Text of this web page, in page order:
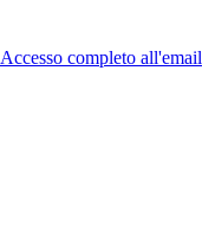
Accesso completo all'email